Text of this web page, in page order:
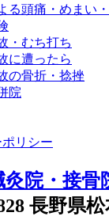
る頭痛・めまい
・むち打ち
に遭ったら
の骨折・捻挫
院
リシー
長野県